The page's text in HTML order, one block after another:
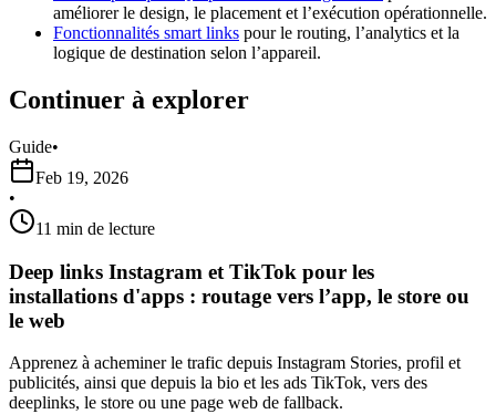
améliorer le design, le placement et l’exécution opérationnelle.
Fonctionnalités smart links pour le routing, l’analytics et la
logique de destination selon l’appareil.
Continuer à explorer
Guide•
Feb 19, 2026
•
11 min de lecture
Deep links Instagram et TikTok pour les
installations d'apps : routage vers l’app, le store ou
le web
Apprenez à acheminer le trafic depuis Instagram Stories, profil et
publicités, ainsi que depuis la bio et les ads TikTok, vers des
deeplinks, le store ou une page web de fallback.